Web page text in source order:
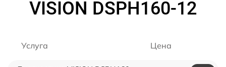
VISION DSPH160-12
Услуга Цена